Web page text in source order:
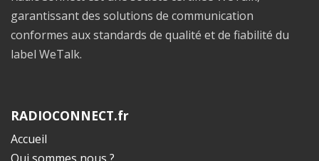
garantissant des solutions de communication
conformes aux standards de qualité et de fiabilité du
label WeTalk.
RADIOCONNECT.fr
Accueil